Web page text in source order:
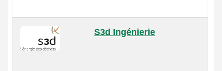
S3d Ingénierie